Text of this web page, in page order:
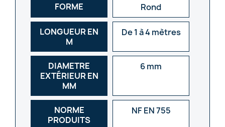
FORME Rond
LONGUEUR EN
M
De 1 à 4 mètres
DIAMETRE
EXTÉRIEUR EN
MM
6 mm
NORME
PRODUITS
NF EN 755